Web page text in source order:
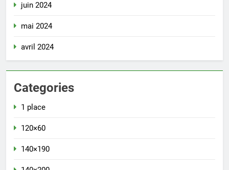
juin 2024
mai 2024
avril 2024
Categories
1 place
120×60
140×190